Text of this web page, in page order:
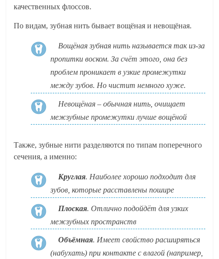
качественных флоссов.
По видам, зубная нить бывает вощёная и невощёная.
Вощёная зубная нить называется так из-за
пропитки воском. За счёт этого, она без
проблем проникает в узкие промежутки
между зубов. Но чистит немного хуже.
Невощёная – обычная нить, очищает
межзубные промежутки лучше вощёной
Также, зубные нити разделяются по типам поперечного
сечения, а именно:
Круглая. Наиболее хорошо подходит для
зубов, которые расставлены пошире
Плоская. Отлично подойдёт для узких
межзубных пространств
Объёмная. Имеет свойство расширяться
(набухать) при контакте с влагой (например,